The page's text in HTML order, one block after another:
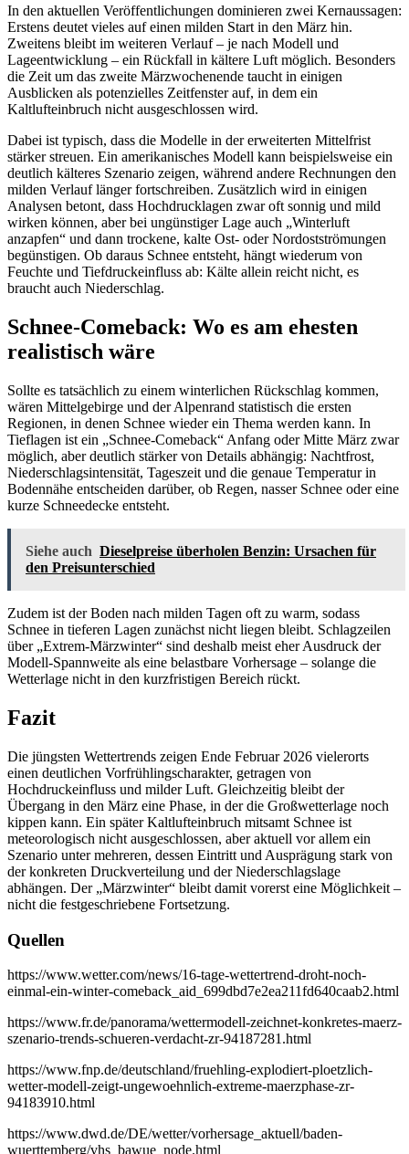
In den aktuellen Veröffentlichungen dominieren zwei Kernaussagen:
Erstens deutet vieles auf einen milden Start in den März hin.
Zweitens bleibt im weiteren Verlauf – je nach Modell und
Lageentwicklung – ein Rückfall in kältere Luft möglich. Besonders
die Zeit um das zweite Märzwochenende taucht in einigen
Ausblicken als potenzielles Zeitfenster auf, in dem ein
Kaltlufteinbruch nicht ausgeschlossen wird.
Dabei ist typisch, dass die Modelle in der erweiterten Mittelfrist
stärker streuen. Ein amerikanisches Modell kann beispielsweise ein
deutlich kälteres Szenario zeigen, während andere Rechnungen den
milden Verlauf länger fortschreiben. Zusätzlich wird in einigen
Analysen betont, dass Hochdrucklagen zwar oft sonnig und mild
wirken können, aber bei ungünstiger Lage auch „Winterluft
anzapfen“ und dann trockene, kalte Ost- oder Nordostströmungen
begünstigen. Ob daraus Schnee entsteht, hängt wiederum von
Feuchte und Tiefdruckeinfluss ab: Kälte allein reicht nicht, es
braucht auch Niederschlag.
Schnee-Comeback: Wo es am ehesten
realistisch wäre
Sollte es tatsächlich zu einem winterlichen Rückschlag kommen,
wären Mittelgebirge und der Alpenrand statistisch die ersten
Regionen, in denen Schnee wieder ein Thema werden kann. In
Tieflagen ist ein „Schnee-Comeback“ Anfang oder Mitte März zwar
möglich, aber deutlich stärker von Details abhängig: Nachtfrost,
Niederschlagsintensität, Tageszeit und die genaue Temperatur in
Bodennähe entscheiden darüber, ob Regen, nasser Schnee oder eine
kurze Schneedecke entsteht.
Siehe auch Dieselpreise überholen Benzin: Ursachen für
den Preisunterschied
Zudem ist der Boden nach milden Tagen oft zu warm, sodass
Schnee in tieferen Lagen zunächst nicht liegen bleibt. Schlagzeilen
über „Extrem-Märzwinter“ sind deshalb meist eher Ausdruck der
Modell-Spannweite als eine belastbare Vorhersage – solange die
Wetterlage nicht in den kurzfristigen Bereich rückt.
Fazit
Die jüngsten Wettertrends zeigen Ende Februar 2026 vielerorts
einen deutlichen Vorfrühlingscharakter, getragen von
Hochdruckeinfluss und milder Luft. Gleichzeitig bleibt der
Übergang in den März eine Phase, in der die Großwetterlage noch
kippen kann. Ein später Kaltlufteinbruch mitsamt Schnee ist
meteorologisch nicht ausgeschlossen, aber aktuell vor allem ein
Szenario unter mehreren, dessen Eintritt und Ausprägung stark von
der konkreten Druckverteilung und der Niederschlagslage
abhängen. Der „Märzwinter“ bleibt damit vorerst eine Möglichkeit –
nicht die festgeschriebene Fortsetzung.
Quellen
https://www.wetter.com/news/16-tage-wettertrend-droht-noch-
einmal-ein-winter-comeback_aid_699dbd7e2ea211fd640caab2.html
https://www.fr.de/panorama/wettermodell-zeichnet-konkretes-maerz-
szenario-trends-schueren-verdacht-zr-94187281.html
https://www.fnp.de/deutschland/fruehling-explodiert-ploetzlich-
wetter-modell-zeigt-ungewoehnlich-extreme-maerzphase-zr-
94183910.html
https://www.dwd.de/DE/wetter/vorhersage_aktuell/baden-
wuerttemberg/vhs_bawue_node.html